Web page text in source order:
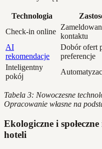
Technologia
Check-in online
kontaktu
AI
rekomendacje
Dobór ofert
preferencje
Inteligentny
pokój
Tabela 3: Nowoczesne
Opracowanie własne na
Ekologiczne i
hoteli